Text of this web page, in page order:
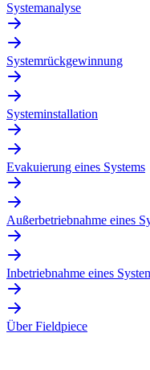
Systemanalyse
Systemrückgewinnung
Systeminstallation
Evakuierung eines Systems
Außerbetriebnahme eines
Inbetriebnahme eines
Über Fieldpiece